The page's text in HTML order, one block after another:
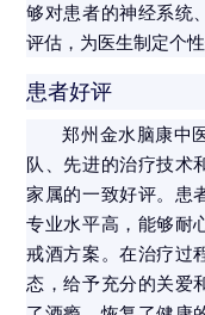
够对患者的神经系统
评估，为医生制定个
患者好评
郑州金水脑康中
队、先进的治疗技术
家属的一致好评。患
专业水平高，能够耐
戒酒方案。在治疗过
态，给予充分的关爱